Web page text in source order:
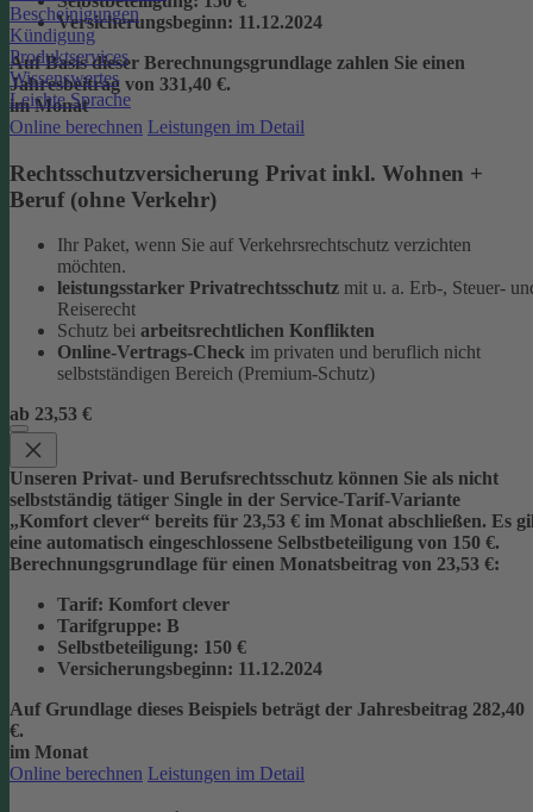
Bescheinigungen
Kündigung
Produktservices
Wissenswertes
Leichte Sprache
Versicherungsbeginn: 11.12.2024
Auf Basis dieser Berechnungsgrundlage zahlen Sie einen
Jahresbeitrag von 331,40 €.
im Monat
Online berechnen Leistungen im Detail
Rechtsschutzversicherung Privat inkl. Wohnen +
Beruf (ohne Verkehr)
Ihr Paket, wenn Sie auf Verkehrsrechtschutz verzichten
möchten.
leistungsstarker Privatrechtsschutz mit u. a. Erb-, Steuer-
Reiserecht
Schutz bei arbeitsrechtlichen Konflikten
Online-Vertrags-Check im privaten und beruflich nicht
selbstständigen Bereich (Premium-Schutz)
ab 23,53 €
Unseren Privat- und Berufsrechtsschutz können Sie als nicht
selbstständig tätiger Single in der Service-Tarif-Variante
„Komfort clever“ bereits für 23,53 € im Monat abschließen. Es
eine automatisch eingeschlossene Selbstbeteiligung von 150 €.
Berechnungsgrundlage für einen Monatsbeitrag von 23,53 €:
Tarif: Komfort clever
Tarifgruppe: B
Selbstbeteiligung: 150 €
Versicherungsbeginn: 11.12.2024
Auf Grundlage dieses Beispiels beträgt der Jahresbeitrag 282,40
€.
im Monat
Online berechnen Leistungen im Detail